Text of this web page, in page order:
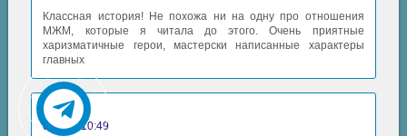
Классная история! Не похожа ни на одну про отношения
МЖМ, которые я читала до этого. Очень приятные
харизматичные герои, мастерски написанные характеры
главных
Аида
06 май 10:49